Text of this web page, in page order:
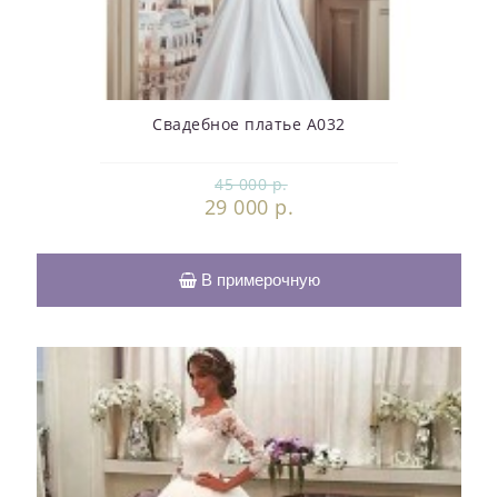
Свадебное платье А032
45 000 р.
29 000 р.
В примерочную